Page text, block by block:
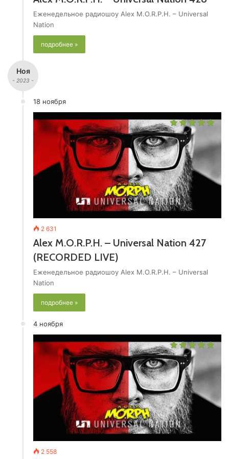
Еженедельное радиошоу Alex M.O.R.P.H. – Universal
Nation
подробнее »
Ноя
- 2023 -
18 ноября
2 631
Alex M.O.R.P.H. – Universal Nation 427
(RECORDED LIVE)
Еженедельное радиошоу Alex M.O.R.P.H. – Universal
Nation
подробнее »
4 ноября
2 558